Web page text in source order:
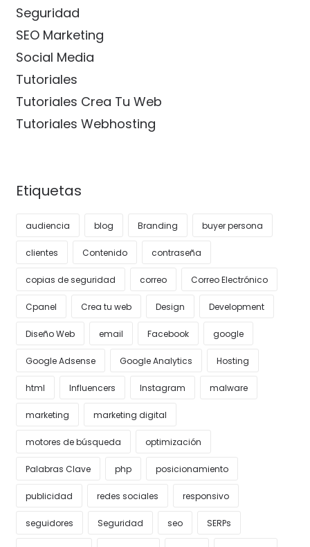
Seguridad
SEO Marketing
Social Media
Tutoriales
Tutoriales Crea Tu Web
Tutoriales Webhosting
Etiquetas
audiencia blog Branding buyer persona
clientes Contenido contraseña
copias de seguridad correo Correo Electrónico
Cpanel Crea tu web Design Development
Diseño Web email Facebook google
Google Adsense Google Analytics Hosting
html Influencers Instagram malware
marketing marketing digital
motores de búsqueda optimización
Palabras Clave php posicionamiento
publicidad redes sociales responsivo
seguidores Seguridad seo SERPs